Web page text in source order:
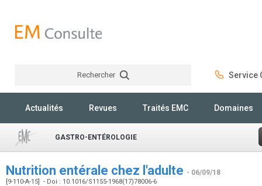
Rechercher Service
Actualités Revues Traités EMC Domaines
GASTRO-ENTÉROLOGIE
Nutrition entérale chez l'adulte - 06/09/18
[9-110-A-15] - Doi : 10.1016/S1155-1968(17)78006-6